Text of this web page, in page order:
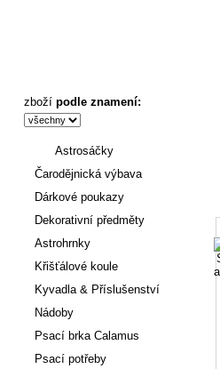
zboží podle znamení:
Astrosáčky
Čarodějnická výbava
Dárkové poukazy
Dekorativní předměty
Astrohrnky
Křišťálové koule
Kyvadla & Příslušenství
Nádoby
Psací brka Calamus
Psací potřeby